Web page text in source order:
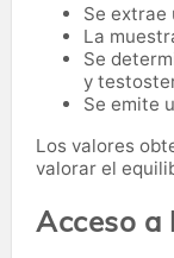
Se extrae
La
Se
y
Se emite
Los valores
valorar el
Acceso a